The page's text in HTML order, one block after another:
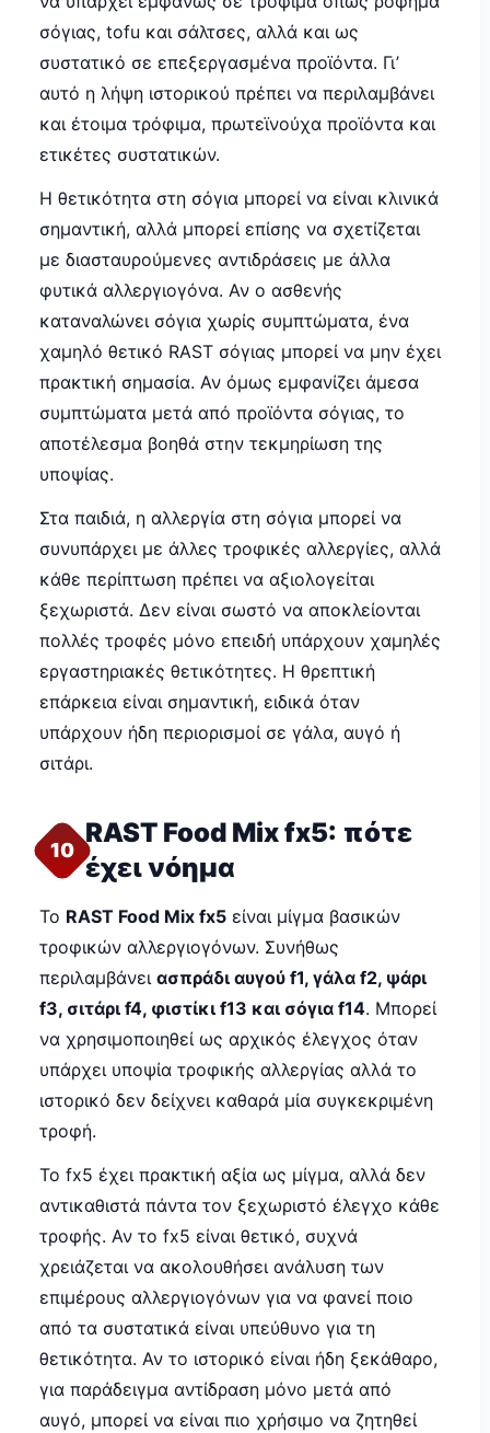
σόγιας, tofu και σάλτσες, αλλά και ως
συστατικό σε επεξεργασμένα προϊόντα. Γι’
αυτό η λήψη ιστορικού πρέπει να περιλαμβάνει
και έτοιμα τρόφιμα, πρωτεϊνούχα προϊόντα και
ετικέτες συστατικών.
Η θετικότητα στη σόγια μπορεί να είναι κλινικά
σημαντική, αλλά μπορεί επίσης να σχετίζεται
με διασταυρούμενες αντιδράσεις με άλλα
φυτικά αλλεργιογόνα. Αν ο ασθενής
καταναλώνει σόγια χωρίς συμπτώματα, ένα
χαμηλό θετικό RAST σόγιας μπορεί να μην έχει
πρακτική σημασία. Αν όμως εμφανίζει άμεσα
συμπτώματα μετά από προϊόντα σόγιας, το
αποτέλεσμα βοηθά στην τεκμηρίωση της
υποψίας.
Στα παιδιά, η αλλεργία στη σόγια μπορεί να
συνυπάρχει με άλλες τροφικές αλλεργίες, αλλά
κάθε περίπτωση πρέπει να αξιολογείται
ξεχωριστά. Δεν είναι σωστό να αποκλείονται
πολλές τροφές μόνο επειδή υπάρχουν χαμηλές
εργαστηριακές θετικότητες. Η θρεπτική
επάρκεια είναι σημαντική, ειδικά όταν
υπάρχουν ήδη περιορισμοί σε γάλα, αυγό ή
σιτάρι.
10
RAST Food Mix fx5: πότε
έχει νόημα
Το RAST Food Mix fx5 είναι μίγμα βασικών
τροφικών αλλεργιογόνων. Συνήθως
περιλαμβάνει ασπράδι αυγού f1, γάλα f2, ψάρι
f3, σιτάρι f4, φιστίκι f13 και σόγια f14. Μπορεί
να χρησιμοποιηθεί ως αρχικός έλεγχος όταν
υπάρχει υποψία τροφικής αλλεργίας αλλά το
ιστορικό δεν δείχνει καθαρά μία συγκεκριμένη
τροφή.
Το fx5 έχει πρακτική αξία ως μίγμα, αλλά δεν
αντικαθιστά πάντα τον ξεχωριστό έλεγχο κάθε
τροφής. Αν το fx5 είναι θετικό, συχνά
χρειάζεται να ακολουθήσει ανάλυση των
επιμέρους αλλεργιογόνων για να φανεί ποιο
από τα συστατικά είναι υπεύθυνο για τη
θετικότητα. Αν το ιστορικό είναι ήδη ξεκάθαρο,
για παράδειγμα αντίδραση μόνο μετά από
αυγό, μπορεί να είναι πιο χρήσιμο να ζητηθεί